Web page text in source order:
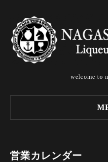
welcome to
営業カレンダー